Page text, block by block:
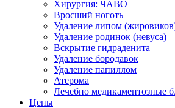
Хирургия: ЧАВО
Вросший ноготь
Удаление липом
Удаление родинок (невуса)
Вскрытие гидраденита
Удаление бородавок
Удаление папиллом
Атерома
Лечебно медикаментозные
Цены